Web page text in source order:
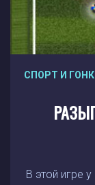
СПОРТ И
В этой игре